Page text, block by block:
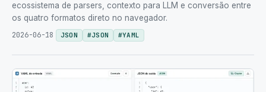
ecossistema de parsers, contexto para LLM e conversão entre
os quatro formatos direto no navegador.
2026-06-18
JSON #JSON #YAML